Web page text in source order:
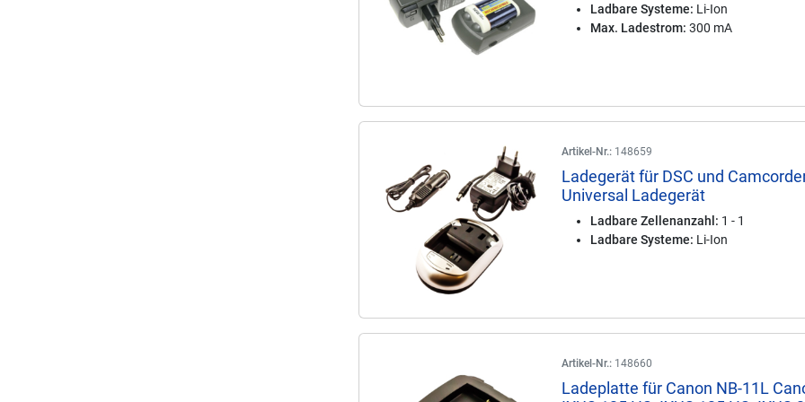
Ladbare Systeme: Li-Ion
Max. Ladestrom: 300 mA
Artikel-Nr.: 148659
Ladegerät für DSC und
Universal Ladegerät
Ladbare Zellenanzahl: 1 - 1
Ladbare Systeme: Li-Ion
Artikel-Nr.: 148660
Ladeplatte für Canon NB-11L